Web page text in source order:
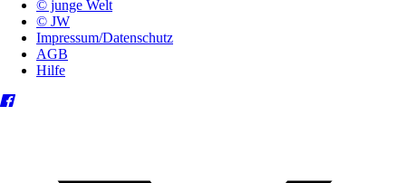
© junge Welt
© JW
Impressum/Datenschutz
AGB
Hilfe